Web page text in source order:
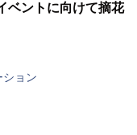
ベントに向けて摘花
ョン